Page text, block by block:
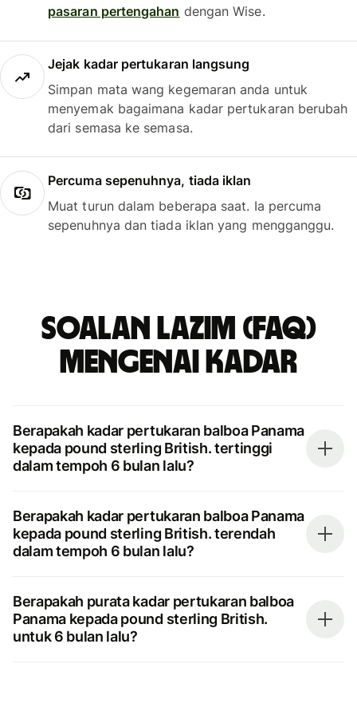
pasaran pertengahan dengan Wise.
Jejak kadar pertukaran langsung
Simpan mata wang kegemaran anda untuk
menyemak bagaimana kadar pertukaran berubah
dari semasa ke semasa.
Percuma sepenuhnya, tiada iklan
Muat turun dalam beberapa saat. Ia percuma
sepenuhnya dan tiada iklan yang mengganggu.
Soalan Lazim (FAQ)
mengenai kadar
Berapakah kadar pertukaran balboa Panama
kepada pound sterling British. tertinggi
dalam tempoh 6 bulan lalu?
Berapakah kadar pertukaran balboa Panama
kepada pound sterling British. terendah
dalam tempoh 6 bulan lalu?
Berapakah purata kadar pertukaran balboa
Panama kepada pound sterling British.
untuk 6 bulan lalu?